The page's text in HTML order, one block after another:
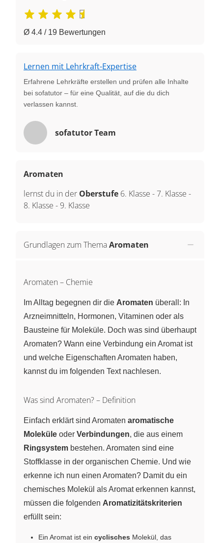
Ø 4.4 / 19 Bewertungen
Lernen mit Lehrkraft-Expertise
Erfahrene Lehrkräfte erstellen und prüfen alle Inhalte
bei sofatutor – für eine Qualität, auf die du dich
verlassen kannst.
sofatutor Team
Aromaten
lernst du in der Oberstufe 6. Klasse -7. Klasse -
8. Klasse -9. Klasse
Grundlagen zum ThemaAromaten
Aromaten – Chemie
Im Alltag begegnen dir die Aromaten überall: In
Arzneimnitteln, Hormonen, Vitaminen oder als
Bausteine für Moleküle. Doch was sind überhaupt
Aromaten? Wann eine Verbindung ein Aromat ist
und welche Eigenschaften Aromaten haben,
kannst du im folgenden Text nachlesen.
Was sind Aromaten? – Definition
Einfach erklärt sind Aromaten aromatische
Moleküle oder Verbindungen, die aus einem
Ringsystem bestehen. Aromaten sind eine
Stoffklasse in der organischen Chemie. Und wie
erkenne ich nun einen Aromaten? Damit du ein
chemisches Molekül als Aromat erkennen kannst,
müssen die folgenden Aromatizitätskriterien
erfüllt sein:
Ein Aromat ist ein cyclisches Molekül, das